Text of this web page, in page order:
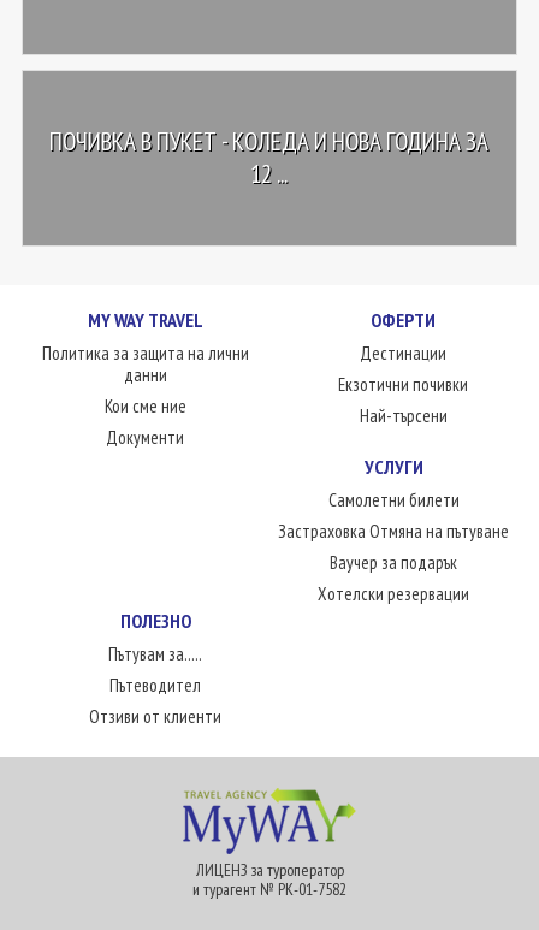
ПОЧИВКА В ПУКЕТ - КОЛЕДА И НОВА ГОДИНА ЗА
12 ...
MY WAY TRAVEL
Политика за защита на лични
данни
Кои сме ние
Документи
ОФЕРТИ
Дестинации
Екзотични почивки
Най-търсени
УСЛУГИ
Самолетни билети
Застраховка Отмяна на пътуване
Ваучер за подарък
Хотелски резервации
ПОЛЕЗНО
Пътувам за.....
Пътеводител
Отзиви от клиенти
ЛИЦЕНЗ за туроператор
и турагент № РК-01-7582